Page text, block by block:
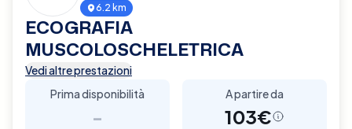
6.2 km
ECOGRAFIA
MUSCOLOSCHELETRICA
Vedi altre prestazioni
Prima disponibilità
-
A partire da
103€